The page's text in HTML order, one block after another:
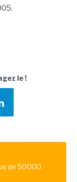
le !
de 50000